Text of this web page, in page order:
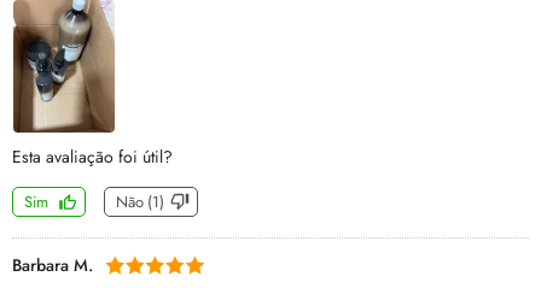
Esta avaliação foi útil?
Sim Não (1)
Barbara M.